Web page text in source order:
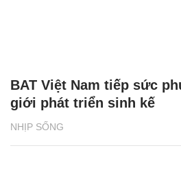
NHỊP SỐNG
BAT Việt Nam tiếp sức
giới phát triển sinh kế